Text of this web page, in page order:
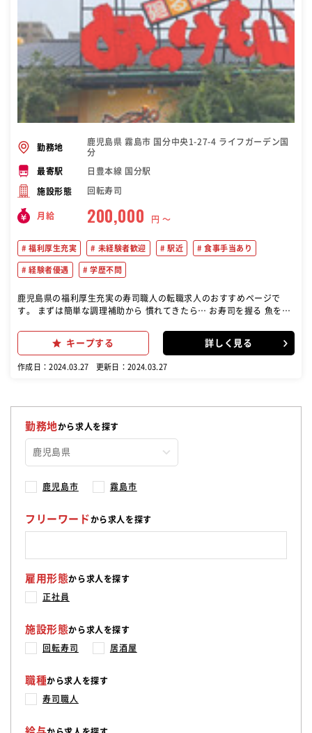
勤務地
鹿児島県 霧島市 国分中央1-27-4 ライフガーデン国
分
最寄駅 日豊本線 国分駅
施設形態 回転寿司
月給 200,000 円 〜
福利厚生充実 未経験者歓迎 駅近 食事手当あり
経験者優遇 学歴不問
鹿児島県の福利厚生充実の寿司職人の転職求人のおすすめページで
す。 まずは簡単な調理補助から 慣れてきたら… お寿司を握る 魚を捌
かりサポートします! 経験者は技術に応じた調理をお任せします。 未
経験スタートの先輩スタッフも今では大活躍中! \\キャリアアップも目
キープする 詳しく見る
作成日：2024.03.27 更新日：2024.03.27
勤務地から求人を探す
鹿児島市 霧島市
フリーワードから求人を探す
雇用形態から求人を探す
正社員
施設形態から求人を探す
回転寿司 居酒屋
職種から求人を探す
寿司職人